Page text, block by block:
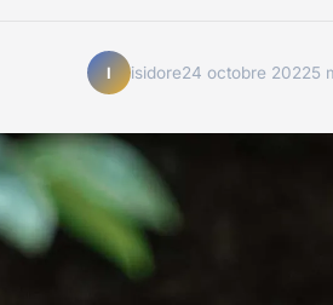
I isidore24 octobre 20225